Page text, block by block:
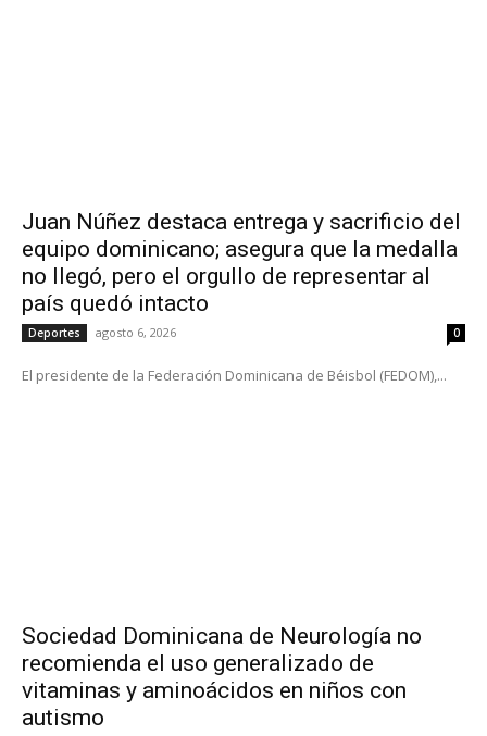
Juan Núñez destaca entrega y sacrificio del
equipo dominicano; asegura que la medalla
no llegó, pero el orgullo de representar al
país quedó intacto
Deportes agosto 6, 2026 0
El presidente de la Federación Dominicana de Béisbol (FEDOM),...
Sociedad Dominicana de Neurología no
recomienda el uso generalizado de
vitaminas y aminoácidos en niños con
autismo